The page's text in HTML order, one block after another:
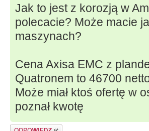
Jak to jest z korozją w
polecacie? Może macie
maszynach?
Cena Axisa EMC z
Quatronem to 46700
Może miał ktoś ofertę w
poznał kwotę
Odpowiedz